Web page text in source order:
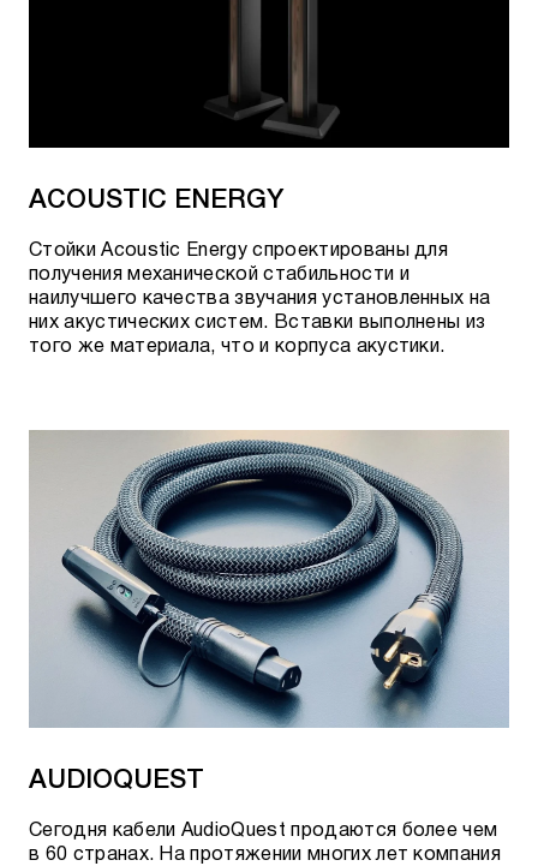
- для акустики LSX, LSX II, LSX
Meta и Q3 Meta
ЗАЩИТНЫЕ СЕТКИ (ГРИЛИ) KEF
Q350 Grille - для акустики Q350, черная ткань
Q550 Grille - для акустики Q550, черная ткань
Q650c Grille - для акустики Q650c, черная ткань
Q750 Grille - для акустики Q750, черная ткань
Q950 Grille - для акустики Q950, черная ткань
предзаказа и стоимость, можно уточнить:
По телефону: +7 495 920 20 10
ACOUSTIC ENERGY
Стойки Acoustic Energy спроектированы для
получения механической стабильности и
наилучшего качества звучания установленных на
них акустических систем. Вставки выполнены из
того же материала, что и корпуса акустики.
AUDIOQUEST
Сегодня кабели AudioQuest продаются более чем
в 60 странах. На протяжении многих лет компания